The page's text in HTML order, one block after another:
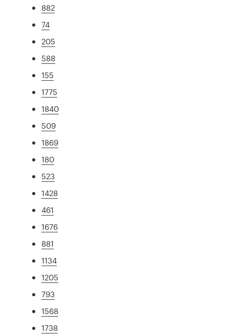
882
74
205
588
155
1775
1840
509
1869
180
523
1428
461
1676
881
1134
1205
793
1568
1738